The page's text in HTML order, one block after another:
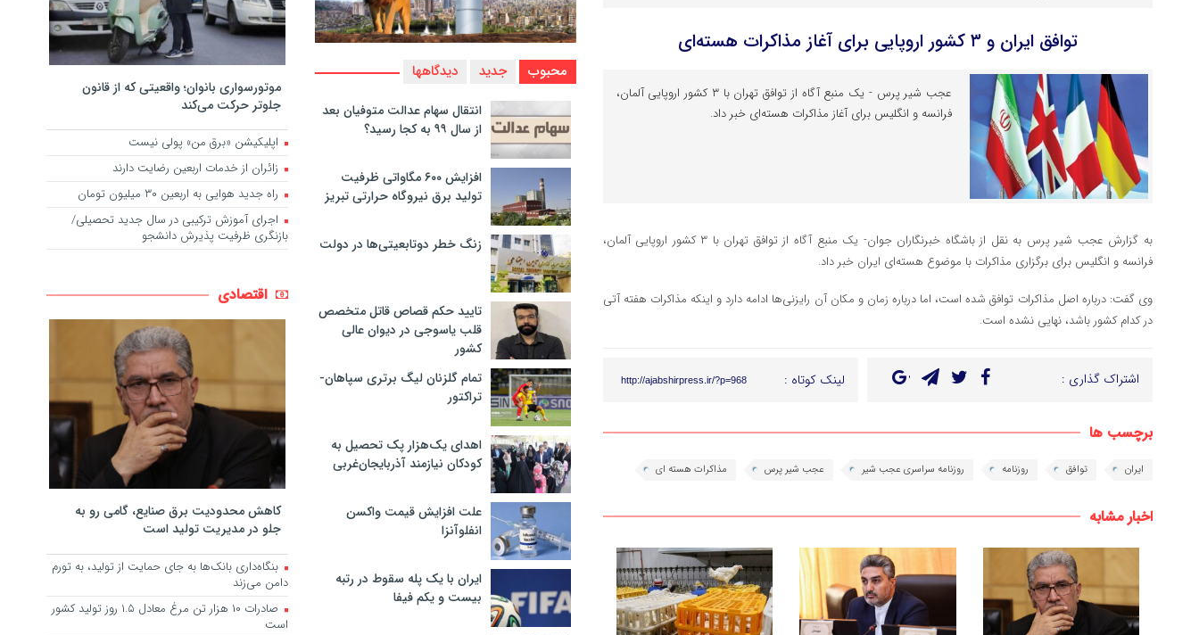
توافق ایران و ۳ کشور اروپایی برای آغاز مذاکرات هسته‌ای
عجب شیر پرس - یک منبع آگاه از توافق تهران با ۳ کشور اروپایی آلمان،
فرانسه و انگلیس برای آغاز مذاکرات هسته‌ای خبر داد.
به گزارش عجب شیر پرس به نقل از باشگاه خبرنگاران جوان- یک منبع آگاه از توافق تهران با ۳ کشور اروپایی آلمان،
فرانسه و انگلیس برای برگزاری مذاکرات با موضوع هسته‌ای ایران خبر داد.
وی گفت: درباره اصل مذاکرات توافق شده است، اما درباره زمان و مکان آن رایزنی‌ها ادامه دارد و اینکه مذاکرات هفته آتی
در کدام کشور باشد، نهایی نشده است.
اشتراک گذاری : لینک کوتاه : http://ajabshirpress.ir/?p=968
برچسب ها
ایران توافق روزنامه روزنامه سراسری عجب شیر عجب شیر پرس مذاکرات هسته ای
اخبار مشابه
محبوب جدید دیدگاهها
انتقال سهام عدالت متوفیان بعد
از سال ۹۹ به کجا رسید؟
افزایش ۶۰۰ مگاواتی ظرفیت
تولید برق نیروگاه حرارتی تبریز
زنگ خطر دوتابعیتی‌ها در دولت
تایید حکم قصاص قاتل متخصص
قلب یاسوجی در دیوان عالی
کشور
تمام گلزنان لیگ‌ برتری سپاهان-
تراکتور
اهدای یک‌هزار پک تحصیل به
کودکان نیازمند آذربایجان‌غربی
علت افزایش قیمت واکسن
انفلوآنزا
ایران با یک پله سقوط در رتبه
بیست و یکم فیفا
موتورسواری بانوان؛ واقعیتی که از قانون
جلوتر حرکت می‌کند
اپلیکیشن «برق من» پولی نیست
زائران از خدمات اربعین رضایت دارند
راه جدید هوایی به اربعین ۳۰ میلیون تومان
اجرای آموزش ترکیبی در سال جدید تحصیلی/
بازنگری ظرفیت پذیرش دانشجو
اقتصادی
کاهش محدودیت برق صنایع، گامی رو به
جلو در مدیریت تولید است
بنگاه‌داری بانک‌ها به جای حمایت از تولید، به تورم
دامن می‌زند
صادرات ۱۰ هزار تن مرغ معادل ۱.۵ روز تولید کشور
است